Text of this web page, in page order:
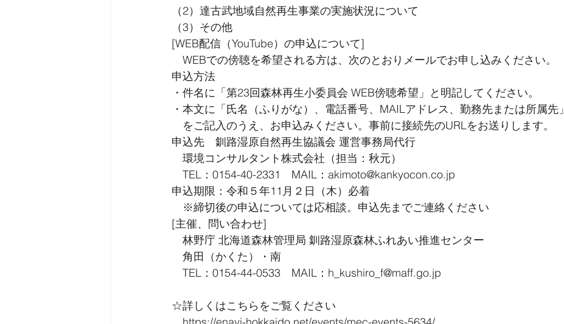
（2）達古武地域自然再生事業の実施状況について
（3）その他
[WEB配信（YouTube）の申込について]
WEBでの傍聴を希望される方は、次のとおりメールでお申し込みください。
申込方法
・件名に「第23回森林再生小委員会 WEB傍聴希望」と明記してください。
・本文に「氏名（ふりがな）、電話番号、MAILアドレス、勤務先または所属先」
をご記入のうえ、お申込みください。事前に接続先のURLをお送りします。
申込先　釧路湿原自然再生協議会 運営事務局代行
環境コンサルタント株式会社（担当：秋元）
TEL：0154-40-2331　MAIL：akimoto@kankyocon.co.jp
申込期限：令和５年11月２日（木）必着
※締切後の申込については応相談。申込先までご連絡ください
[主催、問い合わせ]
林野庁 北海道森林管理局 釧路湿原森林ふれあい推進センター
角田（かくた）・南
TEL：0154-44-0533　MAIL：h_kushiro_f@maff.go.jp
☆詳しくはこちらをご覧ください